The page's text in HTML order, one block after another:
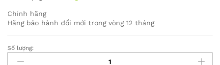
Chính hãng
Hãng bảo hành đổi mới trong vòng 12 tháng
Mainboard
SK1151v2
Số lượng: